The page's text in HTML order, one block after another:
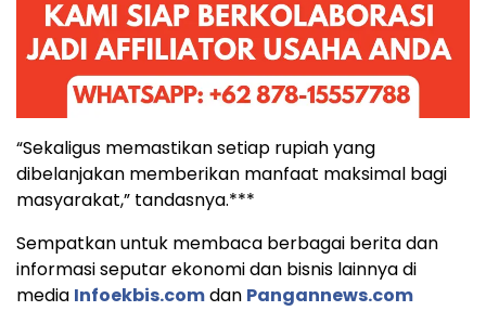
“Sekaligus memastikan setiap rupiah yang
dibelanjakan memberikan manfaat maksimal bagi
masyarakat,” tandasnya.***
Sempatkan untuk membaca berbagai berita dan
informasi seputar ekonomi dan bisnis lainnya di
media Infoekbis.comdan Pangannews.com